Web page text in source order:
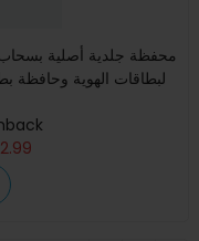
لبطاقات الهوية وحافظة